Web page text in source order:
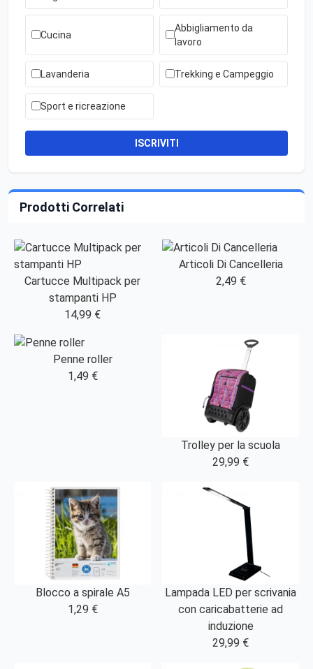
Cucina
Abbigliamento da
lavoro
Lavanderia Trekking e Campeggio
Sport e ricreazione
ISCRIVITI
Prodotti Correlati
Cartucce Multipack per
stampanti HP
14,99 €
Articoli Di Cancelleria
2,49 €
Penne roller
1,49 €
Trolley per la scuola
29,99 €
Blocco a spirale A5
1,29 €
Lampada LED per scrivania
con caricabatterie ad
induzione
29,99 €